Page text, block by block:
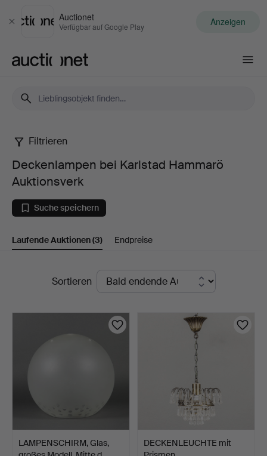
Schließen
Auctionet
Verfügbar auf Google Play Anzeigen
Deckenlampen
bei
Karlstad
Hammarö
Filtrieren
Deckenlampen bei Karlstad Hammarö
Auktionsverk
Suche speichern
Laufende Auktionen(3) Endpreise
LaufendeSortieren
LAMPENSCHIRM, Glas,
DECKENLEUCHTE mit